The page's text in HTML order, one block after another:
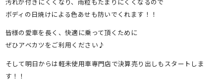
ボディの日焼けによる色あせも防いでくれます！！
皆様の愛車を長く、快適に乗って頂くために
ぜひアベカツをご利用ください♪
そして明日からは軽未使用車専門店で決算売り出しもスタートしま
す！！